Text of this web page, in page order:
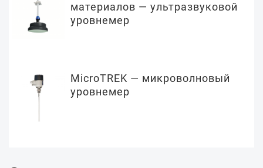
материалов — ультразвуковой
уровнемер
MicroTREK — микроволновый
уровнемер